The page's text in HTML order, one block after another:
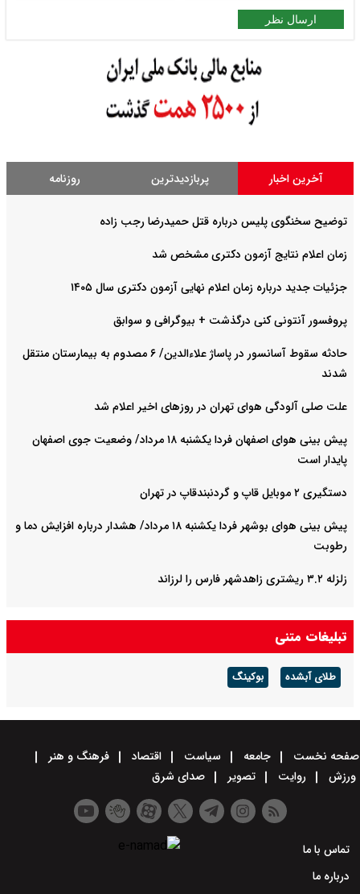
ارسال نظر
آخرین اخبار پربازدیدترین روزنامه
توضیح سخنگوی پلیس درباره قتل حمیدرضا رجب زاده
زمان اعلام نتایج آزمون دکتری مشخص شد
جزئیات جدید درباره زمان اعلام نهایی آزمون دکتری سال ۱۴۰۵
پروفسور آنتونی کنی درگذشت + بیوگرافی و سوابق
حادثه سقوط آسانسور در پاساژ علاءالدین/ ۶ مصدوم به بیمارستان منتقل
شدند
علت صلی آلودگی هوای تهران در روزهای اخیر اعلام شد
پیش بینی هوای اصفهان فردا یکشنبه ۱۸ مرداد/ وضعیت جوی اصفهان
پایدار است
دستگیری ۲ موبایل قاپ و گردنبندقاپ در تهران
پیش بینی هوای بوشهر فردا یکشنبه ۱۸ مرداد/ هشدار درباره افزایش دما و
رطوبت
زلزله ۳.۲ ریشتری زاهدشهر فارس را لرزاند
تبلیغات متنی
طلای آبشده بوکینگ
صفحه نخست جامعه سیاست اقتصاد
فرهنگ و هنر
ورزش
روایت تصویر صدای شرق
تماس با ما
درباره ما